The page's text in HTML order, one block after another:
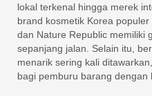
lokal terkenal hingga merek
brand kosmetik Korea
dan Nature Republic memiliki
sepanjang jalan. Selain itu,
menarik sering kali
bagi pemburu barang dengan